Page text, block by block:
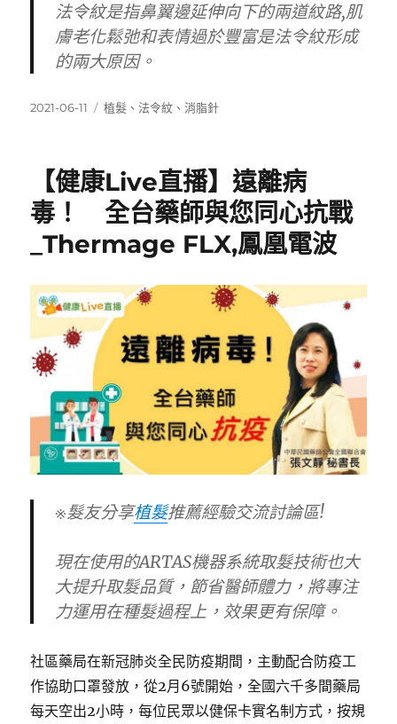
法令紋是指鼻翼邊延伸向下的兩道紋路,肌
膚老化鬆弛和表情過於豐富是法令紋形成
的兩大原因。
發
2021-06-11
標
植髮 、法令紋 、消脂針
【健康Live直播】遠離病
毒！ 全台藥師與您同心抗戰
_Thermage FLX,鳳凰電波
※髮友分享植髮推薦經驗交流討論區!
現在使用的ARTAS機器系統取髮技術也大
大提升取髮品質，節省醫師體力，將專注
力運用在種髮過程上，效果更有保障。
社區藥局在新冠肺炎全民防疫期間，主動配合防疫工
作協助口罩發放，從2月6號開始，全國六千多間藥局
每天空出2小時，每位民眾以健保卡實名制方式，按規